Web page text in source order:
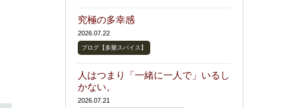
究極の多幸感
2026.07.22
ブログ【多樂スパイス】
人はつまり「一緒に一人で」いるし
かない。
2026.07.21